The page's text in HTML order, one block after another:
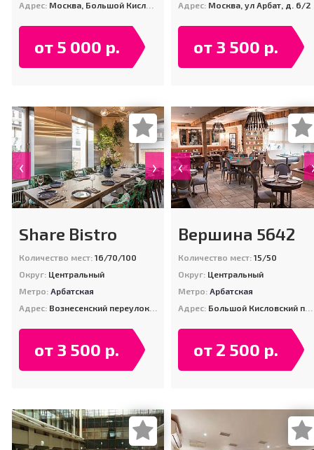
Адрес: Москва, Большой Кисловский переулок, дом 1/12,строение 2
от 5 000 р.
Адрес: Москва, ул Арбат, д. 6/2
от 3 500 р.
‹ ›
Share Bistro
Количество мест:16/70/100
Округ: Центральный
Метро:Арбатская
Адрес: Вознесенский переулок д.5, стр. 1
от 3 500 р.
‹
Вершина 5642
Количество мест: 15/50
Округ: Центральный
Метро: Арбатская
Адрес: Большой Кисловский переулок дом.1 стр.1
от 2 500 р.